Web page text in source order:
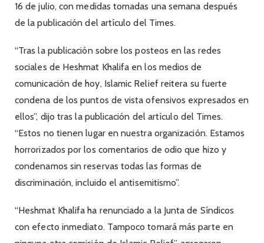
16 de julio, con medidas tomadas una semana después
de la publicación del artículo del Times.
“Tras la publicación sobre los posteos en las redes
sociales de Heshmat Khalifa en los medios de
comunicación de hoy, Islamic Relief reitera su fuerte
condena de los puntos de vista ofensivos expresados ​​en
ellos”, dijo tras la publicación del artículo del Times.
“Estos no tienen lugar en nuestra organización. Estamos
horrorizados por los comentarios de odio que hizo y
condenamos sin reservas todas las formas de
discriminación, incluido el antisemitismo”.
“Heshmat Khalifa ha renunciado a la Junta de Síndicos
con efecto inmediato. Tampoco tomará más parte en